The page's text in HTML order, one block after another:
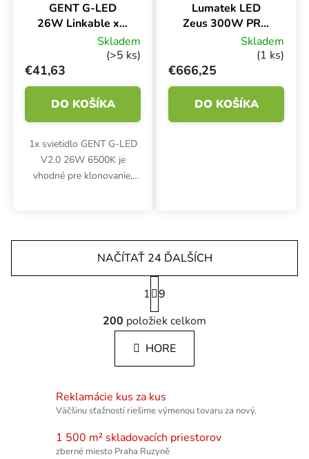
GENT G-LED
26W Linkable x1,
na rast 6500K,
napájacieho kábla
Skladem
(>5 ks)
€41,63
DO KOŠÍKA
1x svietidlo GENT G-LED
V2.0 26W 6500K je
vhodné pre klonovanie,
káblom a umožňuje
sériové zapojenie.
Lumatek LED
Zeus 300W PRO
3.1 µmol/JSkladem
(1 ks)
€666,25
DO KOŠÍKA
Ovládacie prvky výpisu
NAČÍTAŤ 24 ĎALŠÍCH
Stránkovanie
1 9
200 položiek celkom
HORE
Reklamácie kus za kus
Väčšinu sťažností riešime výmenou tovaru za nový.
1 500 m² skladovacích priestorov
zberné miesto Praha Ruzyně